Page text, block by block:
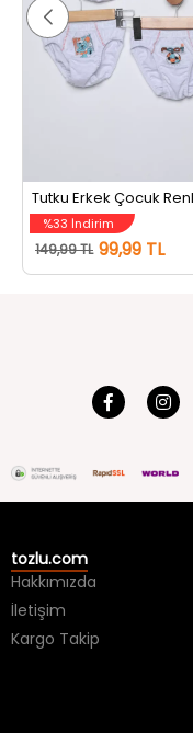
%33 İndirim
149,99 TL 99,99 TL
tozlu.com
Hakkımızda
İletişim
Kargo Takip